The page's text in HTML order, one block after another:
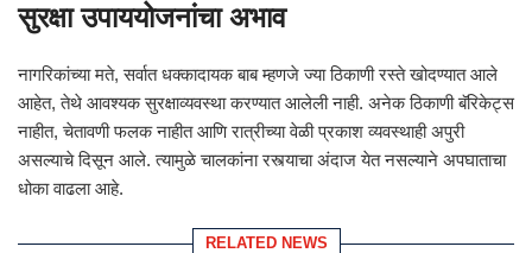
सुरक्षा उपाययोजनांचा अभाव
नागरिकांच्या मते, सर्वात धक्कादायक बाब म्हणजे ज्या ठिकाणी रस्ते खोदण्यात आले
आहेत, तेथे आवश्यक सुरक्षाव्यवस्था करण्यात आलेली नाही. अनेक ठिकाणी बॅरिकेट्स
नाहीत, चेतावणी फलक नाहीत आणि रात्रीच्या वेळी प्रकाश व्यवस्थाही अपुरी
असल्याचे दिसून आले. त्यामुळे चालकांना रस्त्याचा अंदाज येत नसल्याने अपघाताचा
धोका वाढला आहे.
RELATED NEWS